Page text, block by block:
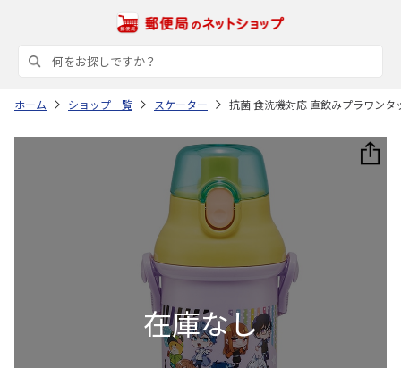
ホーム ショップ一覧 スケーター 抗菌 食洗機対応 直飲みプラワンタ